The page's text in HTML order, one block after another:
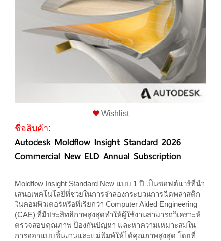
Wishlist
ชื่อสินค้า:
Autodesk Moldflow Insight Standard 2026
Commercial New ELD Annual Subscription
Moldflow Insight Standard New แบบ 1 ปี เป็นซอฟต์แวร์ที่นำ
เสนอเทคโนโลยีที่ช่วยในการจำลองกระบวนการฉีดพลาสติก
ในคอมพิวเตอร์หรือที่เรียกว่า Computer Aided Engineering
(CAE) ที่มีประสิทธิภาพสูงสุดทำให้ผู้ใช้งานสามารถวิเคราะห์
ตรวจสอบคุณภาพ ป้องกันปัญหา และหาความเหมาะสมใน
การออกแบบชิ้นงานและแม่พิมพ์ให้ได้คุณภาพสูงสุด โดยที่